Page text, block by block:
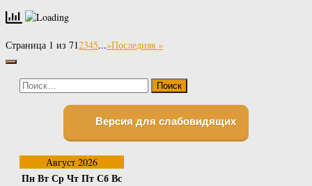
Страница 1 из 712345...»Последняя »
Найти:
Версия для слабовидящих
Август 2026
ПнВтСрЧтПтСбВс